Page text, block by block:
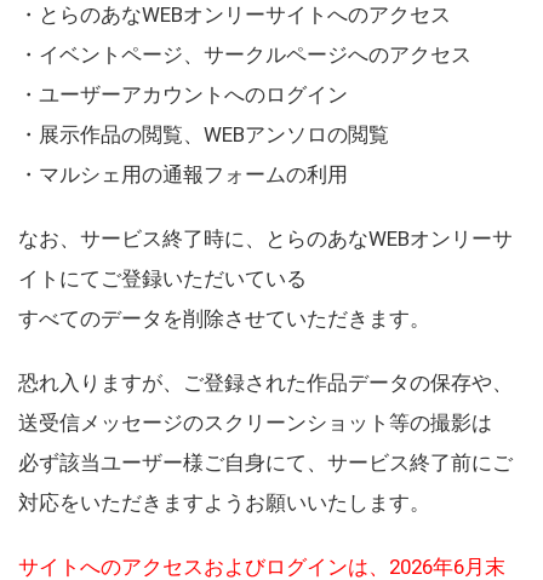
・とらのあなWEBオンリーサイトへのアクセス
・イベントページ、サークルページへのアクセス
・ユーザーアカウントへのログイン
・展示作品の閲覧、WEBアンソロの閲覧
・マルシェ用の通報フォームの利用
なお、サービス終了時に、とらのあなWEBオンリーサ
イトにてご登録いただいている
すべてのデータを削除させていただきます。
恐れ入りますが、ご登録された作品データの保存や、
送受信メッセージのスクリーンショット等の撮影は
必ず該当ユーザー様ご自身にて、サービス終了前にご
対応をいただきますようお願いいたします。
サイトへのアクセスおよびログインは、2026年6月末